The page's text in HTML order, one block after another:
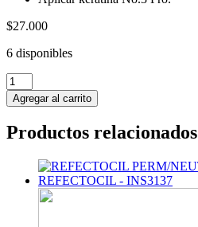
$27.000
6 disponibles
KIT
DE
LIFTING
PULUK
PRO
INS2093
cantidad
Agregar al carrito
Productos relacionados